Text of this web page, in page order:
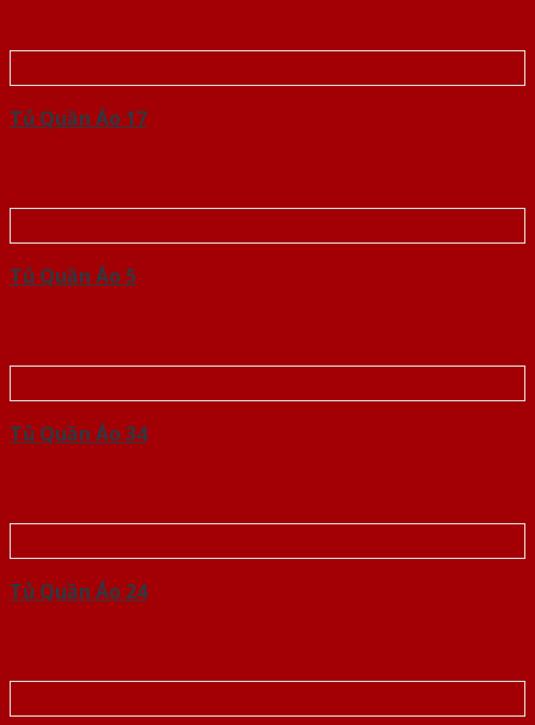
Tủ Quần Áo 17
Tủ Quần Áo 5
Tủ Quần Áo 34
Tủ Quần Áo 24